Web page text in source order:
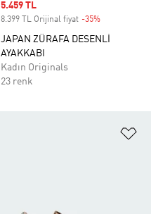
Sale price
5.459 TL
8.399 TL Orijinal fiyat -35%
JAPAN ZÜRAFA DESENLİ
AYAKKABI
Kadın Originals
23 renk